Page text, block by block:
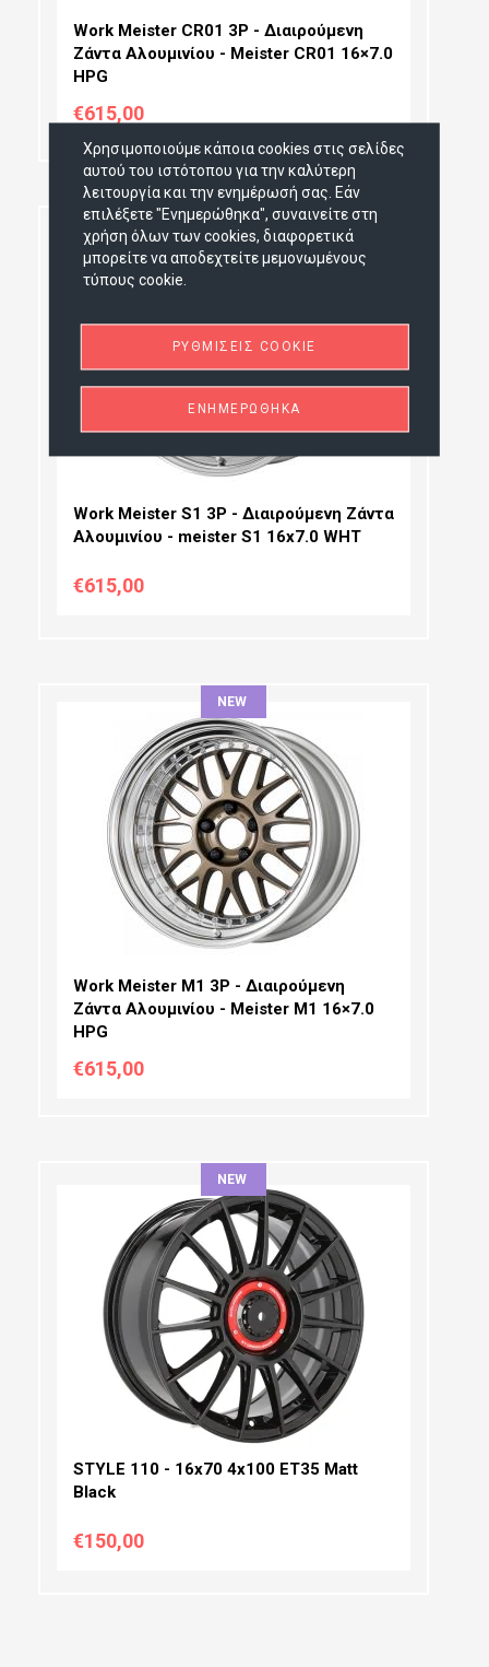
Work Meister CR01 3P - Διαιρούμενη
Ζάντα Αλουμινίου - Meister CR01 16×7.0
HPG
€615,00
Work Meister S1 3P - Διαιρούμενη Ζάντα
Αλουμινίου - meister S1 16x7.0 WHT
€615,00
PCD SELECTION:
NEW
Work Meister M1 3P - Διαιρούμενη
Ζάντα Αλουμινίου - Meister M1 16×7.0
HPG
€615,00
ΔΙΆΜΕΤΡΟΣ:
ΠΛΆΤΟΣ:
PCD SELECTION:
OFFSET:
NEW
STYLE 110 - 16x70 4x100 ET35 Matt
Black
€150,00
ΔΙΆΜΕΤΡΟΣ:
ΠΛΆΤΟΣ:
PCD SELECTION:
OFFSET:
NEW
Χρησιμοποιούμε κάποια cookies στις σελίδες
αυτού του ιστότοπου για την καλύτερη
λειτουργία και την ενημέρωσή σας. Εάν
επιλέξετε "Ενημερώθηκα", συναινείτε στη
χρήση όλων των cookies, διαφορετικά
μπορείτε να αποδεχτείτε μεμονωμένους
τύπους cookie.
ΡΥΘΜΊΣΕΙΣ COOKIE
ΕΝΗΜΕΡΏΘΗΚΑ